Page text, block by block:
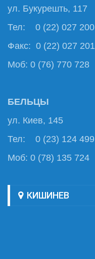
ул. Букурешть, 117
Тел: 0 (22) 027 200
Факс: 0 (22) 027 201
Моб: 0 (76) 770 728
БЕЛЬЦЫ
ул. Киев, 145
Тел: 0 (23) 124 499
Моб: 0 (78) 135 724
КИШИНЕВ